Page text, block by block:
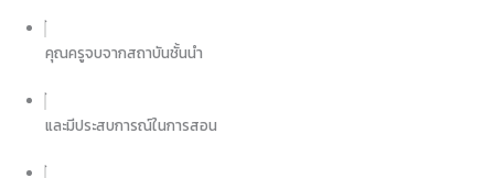
คุณครูจบจากสถาบันชั้น​นำ
และมีประสบการณ์ในการสอน​